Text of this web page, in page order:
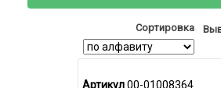
Сортировка
Артикул00-01008364